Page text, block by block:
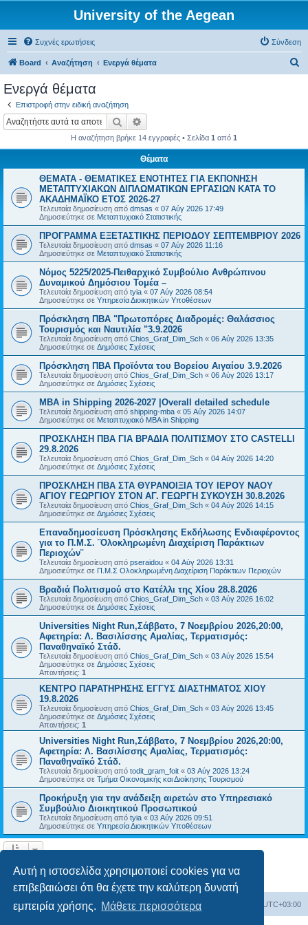
Αυτή η ιστοσελίδα χρησιμοποιεί cookies για να
επιβεβαιώσει ότι θα έχετε την καλύτερη δυνατή
εμπειρία χρήσης. Μάθετε περισσότερα
University of the Aegean
Συχνές ερωτήσεις Σύνδεση
Board Αναζήτηση Ενεργά θέματα
Ενεργά θέματα
Επιστροφή στην ειδική αναζήτηση
Αναζήτηση
Η αναζήτηση βρήκε 14 εγγραφές • Σελίδα 1 από 1
Θέματα
ΘΕΜΑΤΑ - ΘΕΜΑΤΙΚΕΣ ΕΝΟΤΗΤΕΣ ΓΙΑ ΕΚΠΟΝΗΣΗ
ΜΕΤΑΠΤΥΧΙΑΚΩΝ ΔΙΠΛΩΜΑΤΙΚΩΝ ΕΡΓΑΣΙΩΝ ΚΑΤΑ ΤΟ
ΑΚΑΔΗΜΑΪΚΟ ΕΤΟΣ 2026-27
Τελευταία δημοσίευση από dmsas « 07 Αύγ 2026 17:49
Δημοσιεύτηκε σε Μεταπτυχιακό Στατιστικής
ΠΡΟΓΡΑΜΜΑ ΕΞΕΤΑΣΤΙΚΗΣ ΠΕΡΙΟΔΟΥ ΣΕΠΤΕΜΒΡΙΟΥ 2026
Τελευταία δημοσίευση από dmsas « 07 Αύγ 2026 11:16
Δημοσιεύτηκε σε Μεταπτυχιακό Στατιστικής
Νόμος 5225/2025-Πειθαρχικό Συμβούλιο Ανθρώπινου
Δυναμικού Δημόσιου Τομέα –
Τελευταία δημοσίευση από tyia « 07 Αύγ 2026 08:54
Δημοσιεύτηκε σε Υπηρεσία Διοικητικών Υποθέσεων
Πρόσκληση ΠΒΑ "Πρωτοπόρες Διαδρομές: Θαλάσσιος
Τουρισμός και Ναυτιλία "3.9.2026
Τελευταία δημοσίευση από Chios_Graf_Dim_Sch « 06 Αύγ 2026 13:35
Δημοσιεύτηκε σε Δημόσιες Σχέσεις
Πρόσκληση ΠΒΑ Προϊόντα του Βορείου Αιγαίου 3.9.2026
Τελευταία δημοσίευση από Chios_Graf_Dim_Sch « 06 Αύγ 2026 13:17
Δημοσιεύτηκε σε Δημόσιες Σχέσεις
MBA in Shipping 2026-2027 |Overall detailed schedule
Τελευταία δημοσίευση από shipping-mba « 05 Αύγ 2026 14:07
Δημοσιεύτηκε σε Μεταπτυχιακό MBA in Shipping
ΠΡΟΣΚΛΗΣΗ ΠΒΑ ΓΙΑ ΒΡΑΔΙΑ ΠΟΛΙΤΙΣΜΟΥ ΣΤΟ CASTELLI
29.8.2026
Τελευταία δημοσίευση από Chios_Graf_Dim_Sch « 04 Αύγ 2026 14:20
Δημοσιεύτηκε σε Δημόσιες Σχέσεις
ΠΡΟΣΚΛΗΣΗ ΠΒΑ ΣΤΑ ΘΥΡΑΝΟΙΞΙΑ ΤΟΥ ΙΕΡΟΥ ΝΑΟΥ
ΑΓΙΟΥ ΓΕΩΡΓΙΟΥ ΣΤΟΝ ΑΓ. ΓΕΩΡΓΗ ΣΥΚΟΥΣΗ 30.8.2026
Τελευταία δημοσίευση από Chios_Graf_Dim_Sch « 04 Αύγ 2026 14:15
Δημοσιεύτηκε σε Δημόσιες Σχέσεις
Επαναδημοσίευση Πρόσκλησης Εκδήλωσης Ενδιαφέροντος
για το Π.Μ.Σ. ¨Ολοκληρωμένη Διαχείριση Παράκτιων
Περιοχών¨
Τελευταία δημοσίευση από pseraidou « 04 Αύγ 2026 13:31
Δημοσιεύτηκε σε Π.Μ.Σ Ολοκληρωμένη Διαχείριση Παράκτιων Περιοχών
Βραδιά Πολιτισμού στο Κατέλλι της Χίου 28.8.2026
Τελευταία δημοσίευση από Chios_Graf_Dim_Sch « 03 Αύγ 2026 16:02
Δημοσιεύτηκε σε Δημόσιες Σχέσεις
Universities Night Run,Σάββατο, 7 Νοεμβρίου 2026,20:00,
Αφετηρία: Λ. Βασιλίσσης Αμαλίας, Τερματισμός:
Παναθηναϊκό Στάδ.
Τελευταία δημοσίευση από Chios_Graf_Dim_Sch « 03 Αύγ 2026 15:54
Δημοσιεύτηκε σε Δημόσιες Σχέσεις
Απαντήσεις: 1
ΚΕΝΤΡΟ ΠΑΡΑΤΗΡΗΣΗΣ ΕΓΓΥΣ ΔΙΑΣΤΗΜΑΤΟΣ ΧΙΟΥ
19.8.2026
Τελευταία δημοσίευση από Chios_Graf_Dim_Sch « 03 Αύγ 2026 13:45
Δημοσιεύτηκε σε Δημόσιες Σχέσεις
Απαντήσεις: 1
Universities Night Run,Σάββατο, 7 Νοεμβρίου 2026,20:00,
Αφετηρία: Λ. Βασιλίσσης Αμαλίας, Τερματισμός:
Παναθηναϊκό Στάδ.
Τελευταία δημοσίευση από todit_gram_foit « 03 Αύγ 2026 13:24
Δημοσιεύτηκε σε Τμήμα Οικονομικής και Διοίκησης Τουρισμού
Προκήρυξη για την ανάδειξη αιρετών στο Υπηρεσιακό
Συμβούλιο Διοικητικού Προσωπικού
Τελευταία δημοσίευση από tyia « 03 Αύγ 2026 09:51
Δημοσιεύτηκε σε Υπηρεσία Διοικητικών Υποθέσεων
Board Όλοι οι χρόνοι είναι UTC+03:00
Διαγραφή cookies